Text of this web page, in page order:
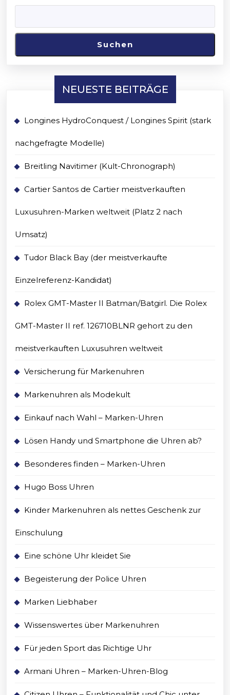
Suchen
NEUESTE BEITRÄGE
Longines HydroConquest / Longines Spirit (stark
nachgefragte Modelle)
Breitling Navitimer (Kult-Chronograph)
Cartier Santos de Cartier meistverkauften
Luxusuhren-Marken weltweit (Platz 2 nach
Umsatz)
Tudor Black Bay (der meistverkaufte
Einzelreferenz-Kandidat)
Rolex GMT-Master II Batman/Batgirl. Die Rolex
GMT-Master II ref. 126710BLNR gehort zu den
meistverkauften Luxusuhren weltweit
Versicherung für Markenuhren
Markenuhren als Modekult
Einkauf nach Wahl – Marken-Uhren
Lösen Handy und Smartphone die Uhren ab?
Besonderes finden – Marken-Uhren
Hugo Boss Uhren
Kinder Markenuhren als nettes Geschenk zur
Einschulung
Eine schöne Uhr kleidet Sie
Begeisterung der Police Uhren
Marken Liebhaber
Wissenswertes über Markenuhren
Für jeden Sport das Richtige Uhr
Armani Uhren – Marken-Uhren-Blog